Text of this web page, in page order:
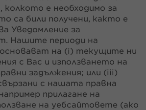
колкото е необходимо за
са били получени, както е
Уведомление за
Нашите периоди на
основават на (i) текущите ни
с Вас и използването на
задължения; или (iii)
с нашата правна
прилагане на
на уебсайтовете (ако